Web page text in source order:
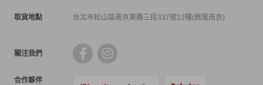
取貨地點 台北市松山區南京東路三段337號12樓(微風南京)
關注我們
合作夥伴